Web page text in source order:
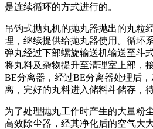
是连续循环的方式进行的。
吊钩式抛丸机的抛丸器抛出的丸粒
理，继续提供给抛丸器使用。循环
弹丸经过下部螺旋输送机输送至斗
将丸料及杂物提升至清理室上部，
BE分离器，经过BE分离器处理后
离，完好的丸料进入储料斗储存，
为了处理抛丸工作时产生的大量粉
高效除尘器，经其净化后的空气大